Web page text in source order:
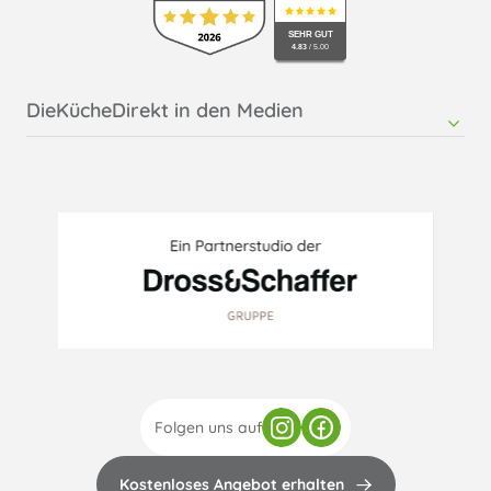
SEHR GUT
4.83/ 5.00
Folgen uns auf
Kostenloses Angebot erhalten
DieKücheDirekt in den Medien